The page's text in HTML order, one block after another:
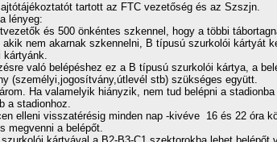
tartott az FTC vezetőség és az Szszjn.
lényeg:
és 500 önkéntes szkennel, hogy a többi
akik nem akarnak szkennelni, B tí­pusú szurkolói kártyát
kártyánk.
való belépéshez ez a B tí­pusú szurkolói kártya, a
(személyi,jogosí­tvány,útlevél stb) szükséges együtt.
Ha valamelyik hiányzik, nem tud belépni a
a stadionhoz.
elleni visszatérésig minden nap -kivéve 16 és 22 óra
megvenni a belépőt.